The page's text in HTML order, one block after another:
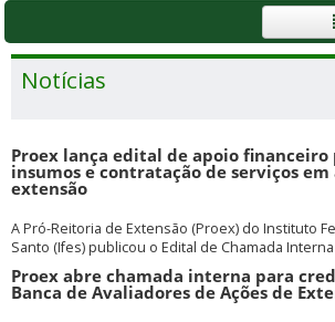
Notícias
Proex lança edital de apoio financeiro
insumos e contratação de serviços em
extensão
A Pró-Reitoria de Extensão (Proex) do Instituto
Santo (Ifes) publicou o Edital de Chamada Interna
Proex abre chamada interna para
Banca de Avaliadores de Ações de